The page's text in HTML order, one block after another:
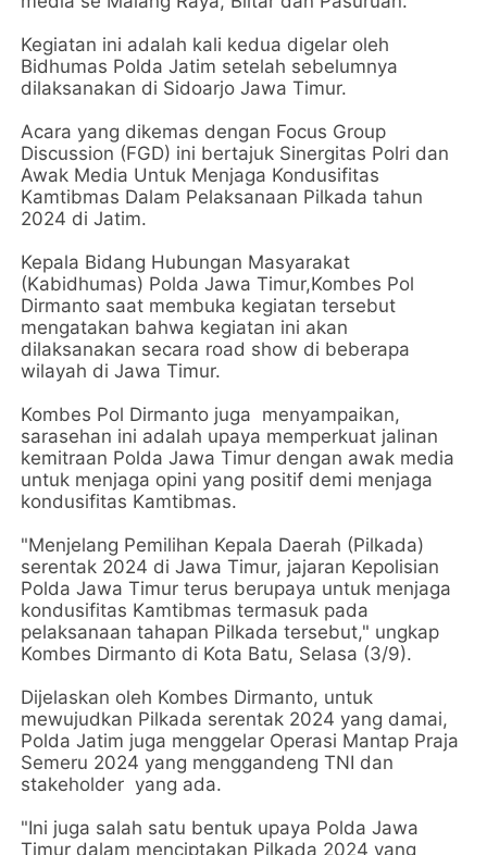
Kegiatan ini adalah kali kedua digelar oleh
Bidhumas Polda Jatim setelah sebelumnya
dilaksanakan di Sidoarjo Jawa Timur.
Acara yang dikemas dengan Focus Group
Discussion (FGD) ini bertajuk Sinergitas Polri dan
Awak Media Untuk Menjaga Kondusifitas
Kamtibmas Dalam Pelaksanaan Pilkada tahun
2024 di Jatim.
Kepala Bidang Hubungan Masyarakat
(Kabidhumas) Polda Jawa Timur,Kombes Pol
Dirmanto saat membuka kegiatan tersebut
mengatakan bahwa kegiatan ini akan
dilaksanakan secara road show di beberapa
wilayah di Jawa Timur.
Kombes Pol Dirmanto juga menyampaikan,
sarasehan ini adalah upaya memperkuat jalinan
kemitraan Polda Jawa Timur dengan awak media
untuk menjaga opini yang positif demi menjaga
kondusifitas Kamtibmas.
"Menjelang Pemilihan Kepala Daerah (Pilkada)
serentak 2024 di Jawa Timur, jajaran Kepolisian
Polda Jawa Timur terus berupaya untuk menjaga
kondusifitas Kamtibmas termasuk pada
pelaksanaan tahapan Pilkada tersebut," ungkap
Kombes Dirmanto di Kota Batu, Selasa (3/9).
Dijelaskan oleh Kombes Dirmanto, untuk
mewujudkan Pilkada serentak 2024 yang damai,
Polda Jatim juga menggelar Operasi Mantap Praja
Semeru 2024 yang menggandeng TNI dan
stakeholder yang ada.
"Ini juga salah satu bentuk upaya Polda Jawa
Timur dalam menciptakan Pilkada 2024 yang